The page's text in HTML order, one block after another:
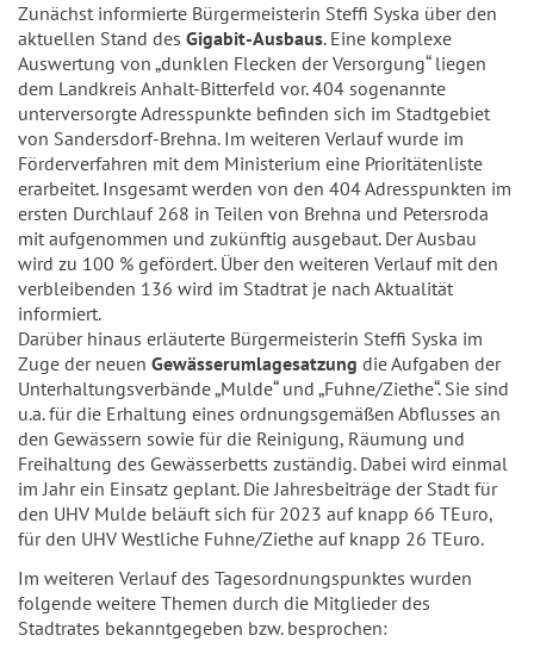
Zunächst informierte Bürgermeisterin Steffi Syska über den
aktuellen Stand des Gigabit-Ausbaus. Eine komplexe
Auswertung von „dunklen Flecken der Versorgung“ liegen
dem Landkreis Anhalt-Bitterfeld vor. 404 sogenannte
unterversorgte Adresspunkte befinden sich im Stadtgebiet
von Sandersdorf-Brehna. Im weiteren Verlauf wurde im
Förderverfahren mit dem Ministerium eine Prioritätenliste
erarbeitet. Insgesamt werden von den 404 Adresspunkten im
ersten Durchlauf 268 in Teilen von Brehna und Petersroda
mit aufgenommen und zukünftig ausgebaut. Der Ausbau
wird zu 100 % gefördert. Über den weiteren Verlauf mit den
verbleibenden 136 wird im Stadtrat je nach Aktualität
informiert.
Darüber hinaus erläuterte Bürgermeisterin Steffi Syska im
Zuge der neuen Gewässerumlagesatzung die Aufgaben der
Unterhaltungsverbände „Mulde“ und „Fuhne/Ziethe“. Sie sind
u.a. für die Erhaltung eines ordnungsgemäßen Abflusses an
den Gewässern sowie für die Reinigung, Räumung und
Freihaltung des Gewässerbetts zuständig. Dabei wird einmal
im Jahr ein Einsatz geplant. Die Jahresbeiträge der Stadt für
den UHV Mulde beläuft sich für 2023 auf knapp 66 TEuro,
für den UHV Westliche Fuhne/Ziethe auf knapp 26 TEuro.
Im weiteren Verlauf des Tagesordnungspunktes wurden
folgende weitere Themen durch die Mitglieder des
Stadtrates bekanntgegeben bzw. besprochen: